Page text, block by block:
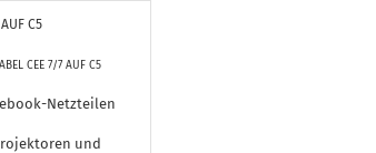
C5
CEE 7/7 AUF C5
Netzteilen
und